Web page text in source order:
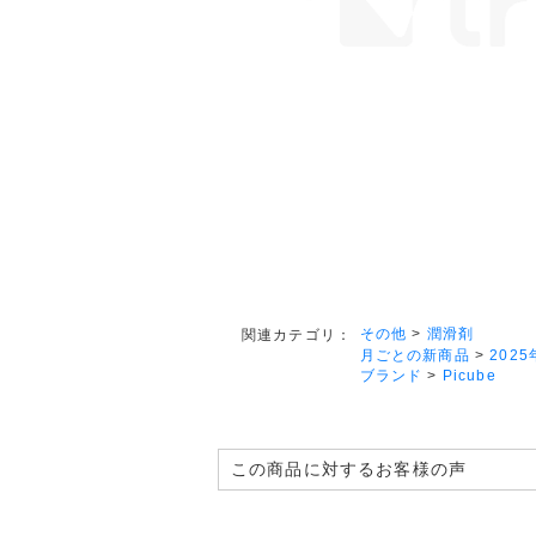
関連カテゴリ： その他 > 潤滑剤
月ごとの新商品 >2025
ブランド > Picube
この商品に対するお客様の声